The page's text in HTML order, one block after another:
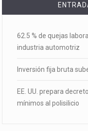
62.5 % de quejas
industria automotriz
Inversión fija bruta
EE. UU. prepara
mínimos al polisilicio